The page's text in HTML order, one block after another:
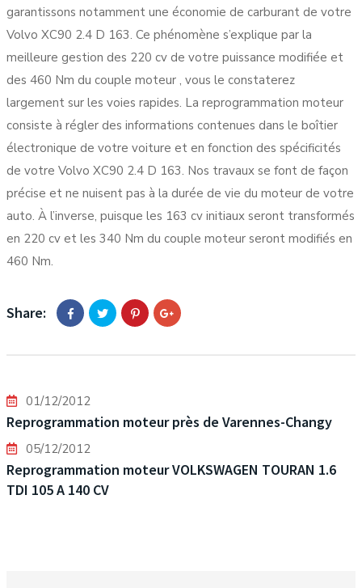
garantissons notamment une économie de carburant de votre
Volvo XC90 2.4 D 163. Ce phénomène s’explique par la
meilleure gestion des 220 cv de votre puissance modifiée et
des 460 Nm du couple moteur , vous le constaterez
largement sur les voies rapides. La reprogrammation moteur
consiste à régler des informations contenues dans le boîtier
électronique de votre voiture et en fonction des spécificités
de votre Volvo XC90 2.4 D 163. Nos travaux se font de façon
précise et ne nuisent pas à la durée de vie du moteur de votre
auto. À l’inverse, puisque les 163 cv initiaux seront transformés
en 220 cv et les 340 Nm du couple moteur seront modifiés en
460 Nm.
Share:
01/12/2012
Reprogrammation moteur près de Varennes-Changy
05/12/2012
Reprogrammation moteur VOLKSWAGEN TOURAN 1.6
TDI 105 A 140 CV